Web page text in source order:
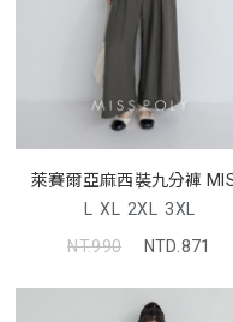
萊賽爾亞麻西裝九分褲
L XL 2XL 3XL
NT.990
NTD.871